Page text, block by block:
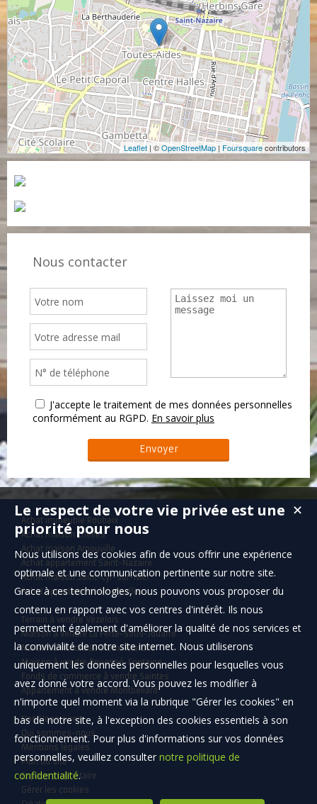
Leaflet | ©OpenStreetMap | Foursquarecontributors
Nous contacter
J'accepte le traitement de mes données personnelles
conformément au RGPD. En savoir plus
Achat immeuble Roubaix
Achat maison Chelles
Achat maison Arnouville
Achat appartement Saint-Nazaire
Achat maison Saint-Cyr-sur-Mer
Achat appartement Montpellier
Terrain à vendre Vézelois
Maison à vendre La Ferté-sous-Jouarre
Maison à vendre Le Vieux-Marché
Maison à vendre Rouessé-Fontaine
Fonds de commerce à vendre Saintes
Appartement à vendre Montbéliard
Nos Honoraires
Qui sommes-nous
Mentions légales
Plan du site
Espace propriétaire
Gérer les cookies
✕
Le respect de votre vie privée est une
priorité pour nous
Nous utilisons des cookies afin de vous offrir une expérience
optimale et une communication pertinente sur notre site.
Grace à ces technologies, nous pouvons vous proposer du
contenu en rapport avec vos centres d'intérêt. Ils nous
permettent également d'améliorer la qualité de nos services et
la convivialité de notre site internet. Nous utiliserons
uniquement les données personnelles pour lesquelles vous
avez donné votre accord. Vous pouvez les modifier à
n'importe quel moment via la rubrique "Gérer les cookies" en
bas de notre site, à l'exception des cookies essentiels à son
fonctionnement. Pour plus d'informations sur vos données
personnelles, veuillez consulter notre politique de
confidentialité.